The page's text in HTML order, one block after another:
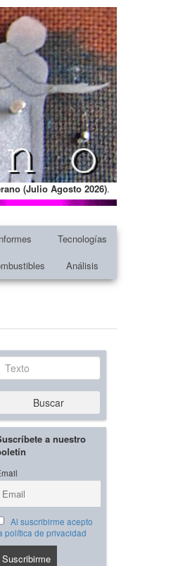
(Julio Agosto 2026).
Tecnologías
Análisis
Buscar
a nuestro
Al suscribirme acepto
política de privacidad